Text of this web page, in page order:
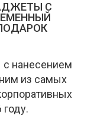
С
нанесением
из самых
году.